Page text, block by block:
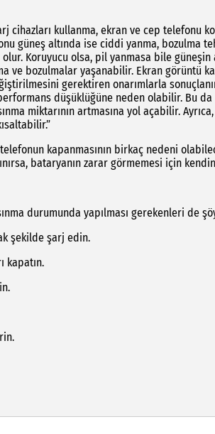
cihazları kullanma, ekran ve cep telefonu
güneş altında ise ciddi yanma, bozulma
Koruyucu olsa, pil yanmasa bile güneşin
ve bozulmalar yaşanabilir. Ekran görüntü
gerektiren onarımlarla
düşüklüğüne neden olabilir. Bu da
miktarının artmasına yol açabilir.
kapanmasının birkaç nedeni
bataryanın zarar görmemesi için
durumunda yapılması gerekenleri de
şekilde şarj edin.
kapatın.